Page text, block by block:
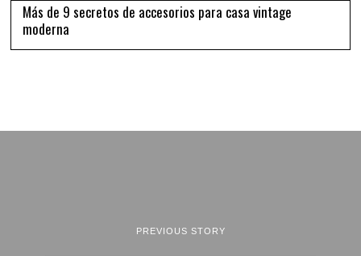
Más de 9 secretos de accesorios para casa vintage
moderna
PREVIOUS STORY